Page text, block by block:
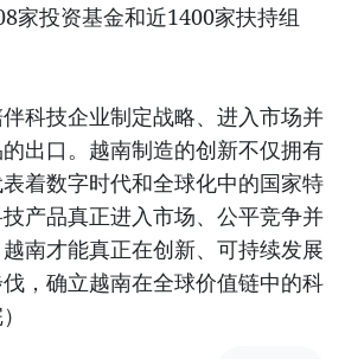
家投资基金和近1400家扶持组
科技企业制定战略、进入市场并
出口。越南制造的创新不仅拥有
着数字时代和全球化中的国家特
产品真正进入市场、公平竞争并
南才能真正在创新、可持续发展
，确立越南在全球价值链中的科